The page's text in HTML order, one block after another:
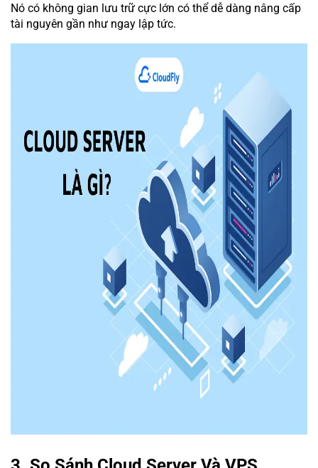
Nó có không gian lưu trữ cực lớn có thể dễ dàng nâng cấp
tài nguyên gần như ngay lập tức.